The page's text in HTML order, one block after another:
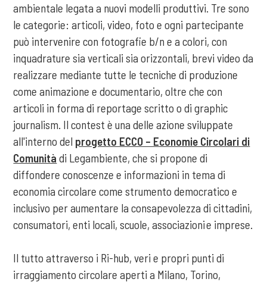
ambientale legata a nuovi modelli produttivi. Tre sono
le categorie: articoli, video, foto e ogni partecipante
può intervenire con fotografie b/n e a colori, con
inquadrature sia verticali sia orizzontali, brevi video da
realizzare mediante tutte le tecniche di produzione
come animazione e documentario, oltre che con
articoli in forma di reportage scritto o di graphic
journalism. Il contest è una delle azione sviluppate
all'interno del progetto ECCO – Economie Circolari di
Comunità di Legambiente, che si propone di
diffondere conoscenze e informazioni in tema di
economia circolare come strumento democratico e
inclusivo per aumentare la consapevolezza di cittadini,
consumatori, enti locali, scuole, associazioni e imprese.
Il tutto attraverso i Ri-hub, veri e propri punti di
irraggiamento circolare aperti a Milano, Torino,